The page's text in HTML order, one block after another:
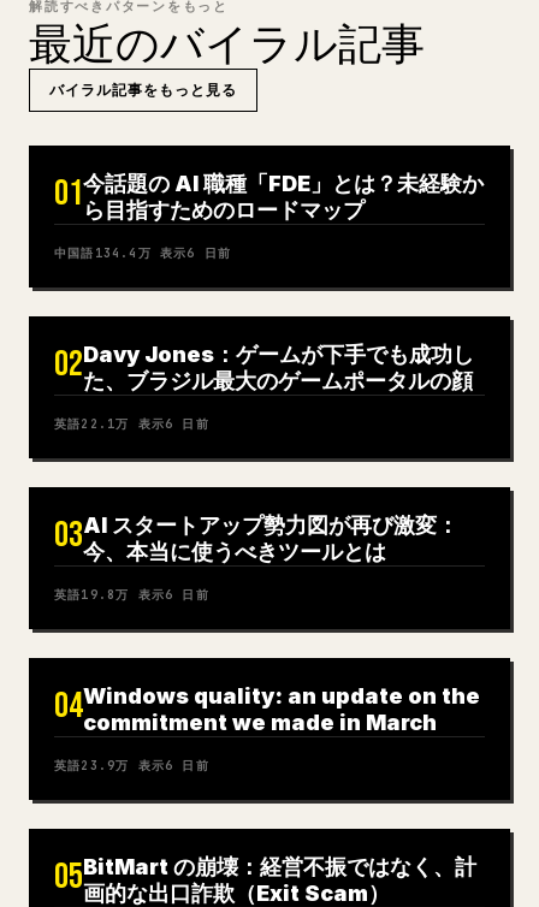
解読すべきパターンをもっと
最近のバイラル記事
バイラル記事をもっと見る
01今話題の AI 職種「FDE」とは？未経験か
ら目指すためのロードマップ
中国語 134.4万 表示6 日前
02Davy Jones：ゲームが下手でも成功し
た、ブラジル最大のゲームポータルの顔
英語22.1万 表示6 日前
03AI スタートアップ勢力図が再び激変：
今、本当に使うべきツールとは
英語19.8万 表示6 日前
04Windows quality: an update on the
commitment we made in March
英語23.9万 表示6 日前
05BitMart の崩壊：経営不振ではなく、計
画的な出口詐欺（Exit Scam）